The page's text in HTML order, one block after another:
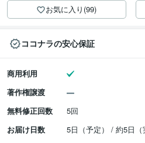
お気に入り(99)
ココナラの安心保証
商用利用
著作権譲渡
無料修正回数
5回
お届け日数
5日（予定） / 約5日（